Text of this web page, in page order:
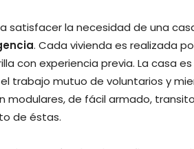
satisfacer la necesidad de una
. Cada vivienda es realizada
con experiencia previa. La casa
trabajo mutuo de voluntarios y
modulares, de fácil armado,
de éstas.